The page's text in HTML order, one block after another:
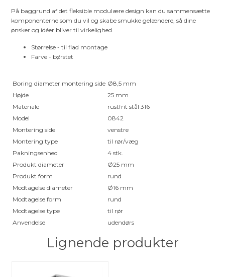
På baggrund af det fleksible modulære design kan du sammensætte
komponenterne som du vil og skabe smukke gelændere, så dine
ønsker og idéer bliver til virkelighed.
Størrelse - til flad montage
Farve - børstet
Boring diameter montering side Ø8,5 mm
Højde
25 mm
Materiale
rustfrit stål 316
Model
0842
Montering side
venstre
Montering type
til rør/væg
Pakningsenhed
4 stk.
Produkt diameter
Ø25 mm
Produkt form
rund
Modtagelse diameter
Ø16 mm
Modtagelse form
rund
Modtagelse type
til rør
Anvendelse
udendørs
Lignende produkter